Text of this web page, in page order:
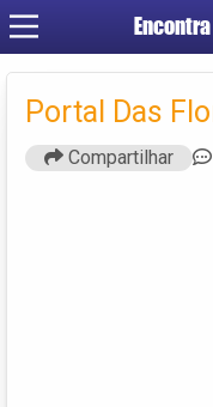
Encontra
Portal Das
Compartilhar